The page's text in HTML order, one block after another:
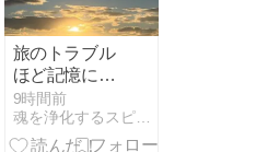
旅のトラブル
ほど記憶に残
るのはなぜ？
人生のピンチ
を乗り越える
9時間前
魂を浄化するスピリチュアル・ヒーリング